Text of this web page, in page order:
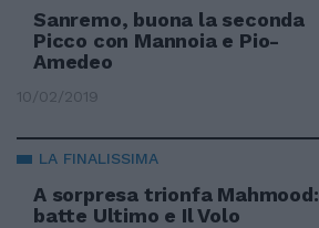
Sanremo, buona la seconda
Picco con Mannoia e Pio-
Amedeo
10/02/2019
LA FINALISSIMA
A sorpresa trionfa Mahmood:
batte Ultimo e Il Volo